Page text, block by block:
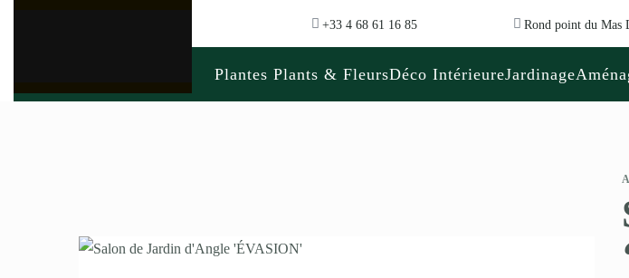
+33 4 68 61 16 85 Rond point du Mas
Plantes Plants & FleursDéco IntérieureJardinage